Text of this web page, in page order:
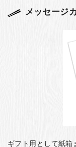
メッセージ
ギフト用として紙箱